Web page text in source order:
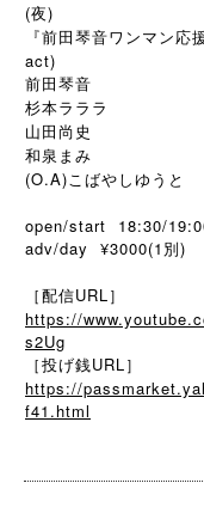
(夜)
『前田琴音ワンマン応
act)
前田琴音
杉本ラララ
山田尚史
和泉まみ
(O.A)こばやしゆうと
open/start 18:30/
adv/day ¥3000(1別)
［配信URL］
https://
s2Ug
［投げ銭URL］
https://
f41.html